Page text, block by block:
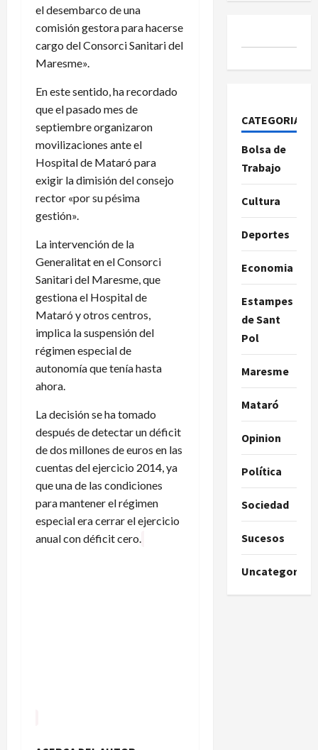
el desembarco de una
comisión gestora para hacerse
cargo del Consorci Sanitari del
Maresme».
En este sentido, ha recordado
que el pasado mes de
septiembre organizaron
movilizaciones ante el
Hospital de Mataró para
exigir la dimisión del consejo
rector «por su pésima
gestión».
La intervención de la
Generalitat en el Consorci
Sanitari del Maresme, que
gestiona el Hospital de
Mataró y otros centros,
implica la suspensión del
régimen especial de
autonomía que tenía hasta
ahora.
La decisión se ha tomado
después de detectar un déficit
de dos millones de euros en las
cuentas del ejercicio 2014, ya
que una de las condiciones
para mantener el régimen
especial era cerrar el ejercicio
anual con déficit cero.
CATEGORIAS
Bolsa de
Trabajo
Cultura
Deportes
Economia
Estampes
de Sant
Pol
Maresme
Mataró
Opinion
Política
Sociedad
Sucesos
Uncategorized